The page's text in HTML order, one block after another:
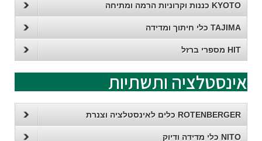
KYOTO כננות וקרוניות הרמה ומתיחה
TAJIMA כלי חיתוך ומדידה
HIT מספרי ברזל
אינסטלציה ותשתיות
ROTENBERGER כלים לאינסטלציה וצנרת
NITO כלי מדידה ודיוק